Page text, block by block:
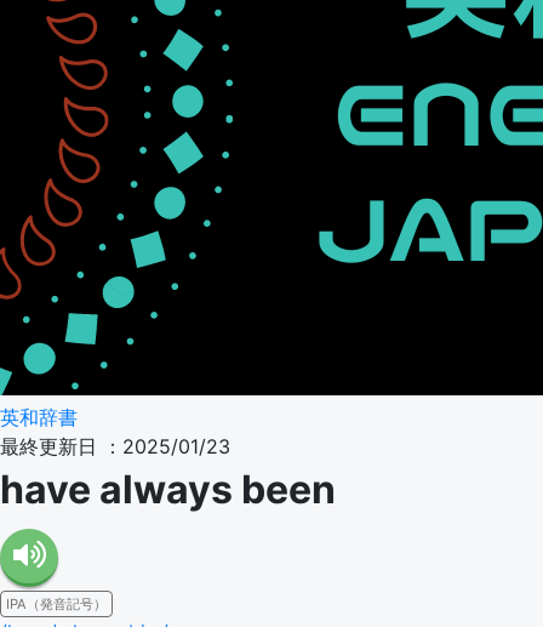
英和辞書
最終更新日 ：2025/01/23
have always been
IPA（発音記号）